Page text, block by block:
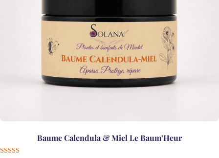
Baume Calendula & Miel Le Baum’Heur